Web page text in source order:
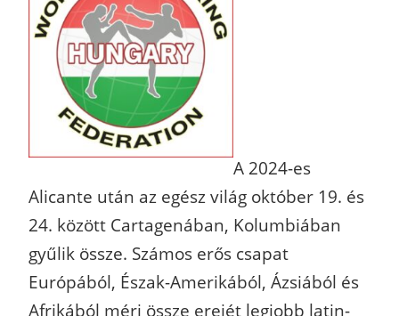
A 2024-es
Alicante után az egész világ október 19. és
24. között Cartagenában, Kolumbiában
gyűlik össze. Számos erős csapat
Európából, Észak-Amerikából, Ázsiából és
Afrikából méri össze erejét legjobb latin-